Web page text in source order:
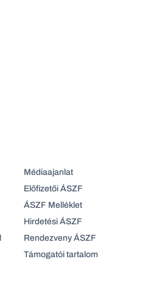
Médiaajanlat
Előfizetői ÁSZF
ÁSZF Melléklet
Hirdetési ÁSZF
Rendezveny ÁSZF
Támogatói tartalom